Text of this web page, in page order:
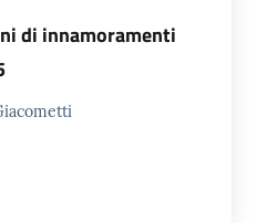
di innamoramenti